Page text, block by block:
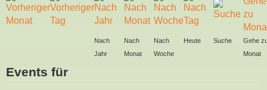
Nach
Jahr
Nach
Monat
Nach
Woche
Heute Suche
Gehe
Monat
Events für